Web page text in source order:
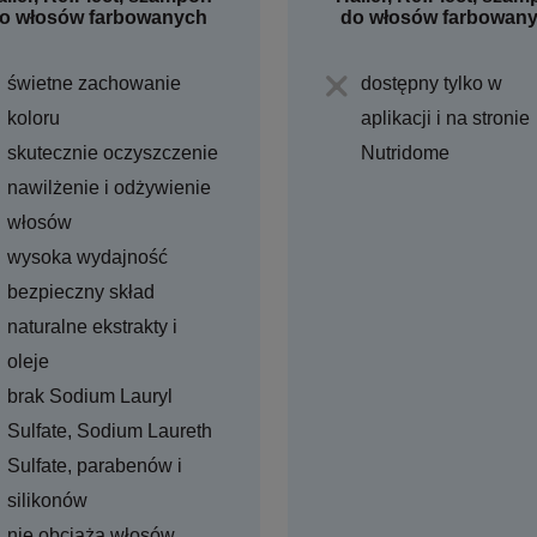
włosów farbowanych
świetne zachowanie
koloru
skutecznie oczyszczenie
nawilżenie i odżywienie
włosów
wysoka wydajność
bezpieczny skład
naturalne ekstrakty i
oleje
brak Sodium Lauryl
Sulfate, Sodium Laureth
Sulfate, parabenów i
silikonów
do włosów
dostępny tylko w
aplikacji i na stronie
Nutridome